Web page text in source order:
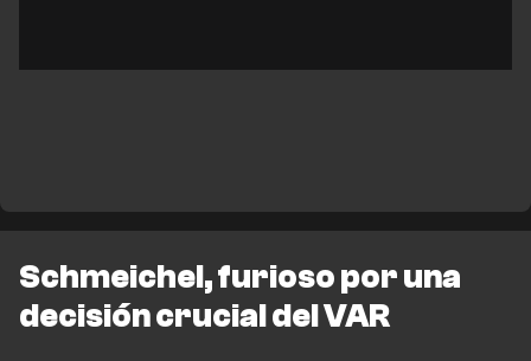
Schmeichel, furioso por una
decisión crucial del VAR